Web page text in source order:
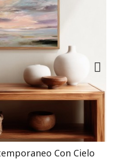
Con Cielo